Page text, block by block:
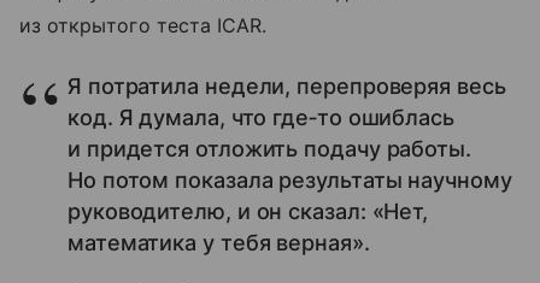
из открытого теста ICAR.
Я потратила недели, перепроверяя весь
код. Я думала, что где‑то ошиблась
и придется отложить подачу работы.
Но потом показала результаты научному
руководителю, и он сказал: «Нет,
математика у тебя верная».